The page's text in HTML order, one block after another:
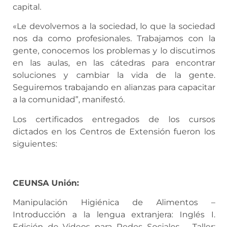
capital.
«Le devolvemos a la sociedad, lo que la sociedad
nos da como profesionales. Trabajamos con la
gente, conocemos los problemas y lo discutimos
en las aulas, en las cátedras para encontrar
soluciones y cambiar la vida de la gente.
Seguiremos trabajando en alianzas para capacitar
a la comunidad”, manifestó.
Los certificados entregados de los cursos
dictados en los Centros de Extensión fueron los
siguientes:
CEUNSA Unión:
Manipulación Higiénica de Alimentos –
Introducción a la lengua extranjera: Inglés I.